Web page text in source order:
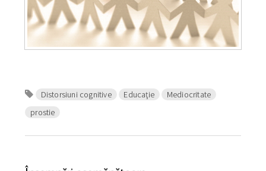
Distorsiuni cognitive Educaţie
Mediocritate
prostie